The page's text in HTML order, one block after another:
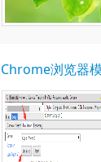
Chrome浏览器